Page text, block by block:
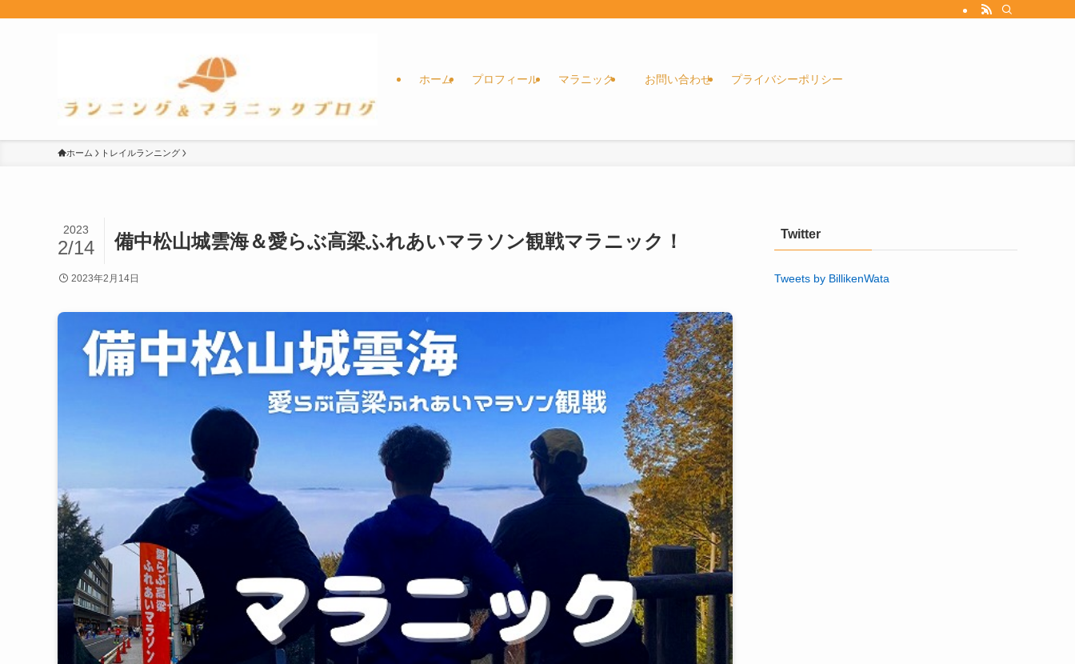
ホーム プロフィール マラニック お問い合わせ プライバシーポリシー
ホーム トレイルランニング
備中松山城雲海＆愛らぶ高梁ふれあいマラソン観戦マラニック！
2023
2/14
2023年2月14日
Twitter
Tweets by BillikenWata